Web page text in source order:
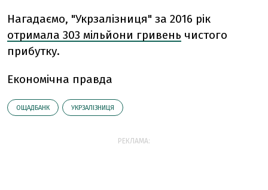
Нагадаємо, "Укрзалізниця" за 2016 рік
отримала 303 мільйони гривень чистого
прибутку.
Економічна правда
ОЩАДБАНК УКРЗАЛІЗНИЦЯ
РЕКЛАМА: